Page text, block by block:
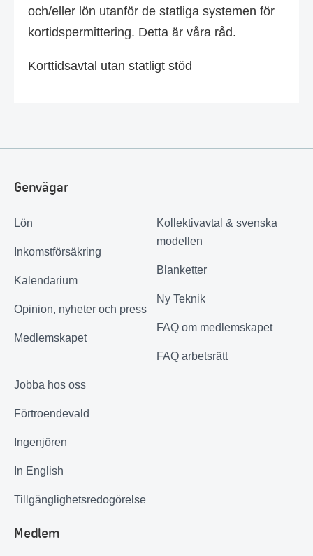
och/eller lön utanför de statliga systemen för
kortidspermittering. Detta är våra råd.
Korttidsavtal utan statligt stöd
Genvägar
Lön
Inkomstförsäkring
Kalendarium
Opinion, nyheter och press
Medlemskapet
Kollektivavtal & svenska
modellen
Blanketter
Ny Teknik
FAQ om medlemskapet
FAQ arbetsrätt
Jobba hos oss
Förtroendevald
Ingenjören
In English
Tillgänglighetsredogörelse
Medlem